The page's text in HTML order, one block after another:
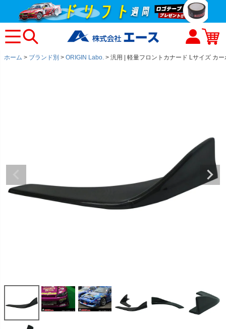
ホーム ブランド別 ORIGIN Labo. 汎用 | 軽量フロントカナード Lサイズ カー